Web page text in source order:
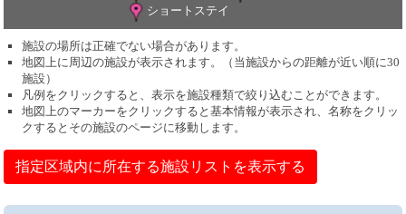
ショートステイ
施設の場所は正確でない場合があります。
地図上に周辺の施設が表示されます。（当施設からの距離が近い順に30
施設）
凡例をクリックすると、表示を施設種類で絞り込むことができます。
地図上のマーカーをクリックすると基本情報が表示され、名称をクリッ
クするとその施設のページに移動します。
指定区域内に所在する施設リストを表示する